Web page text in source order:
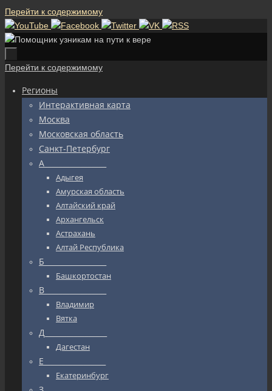
Перейти к содержимому
Перейти к содержимому
Регионы
Интерактивная карта
Москва
Московская область
Санкт-Петербург
А_________________
Адыгея
Амурская область
Алтайский край
Архангельск
Астрахань
Алтай Республика
Б_________________
Башкортостан
В_________________
Владимир
Вятка
Д_________________
Дагестан
Е_________________
Екатеринбург